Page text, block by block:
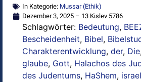
In Kategorie: Mussar (Ethik)
Dezember 3, 2025 – 13 Kislev 5786
Schlagwörter: Bedeutung,
Bescheidenheit, Bibel,
Charakterentwicklung, der, Die
glaube, Gott, Halachos des
des Judentums, HaShem, israel